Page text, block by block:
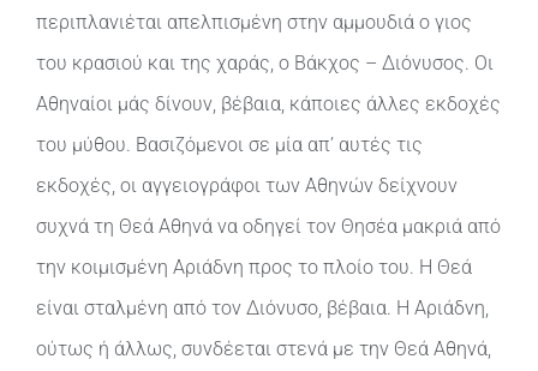
περιπλανιέται απελπισμένη στην αμμουδιά ο γιος
του κρασιού και της χαράς, ο Βάκχος – Διόνυσος. Οι
Αθηναίοι μάς δίνουν, βέβαια, κάποιες άλλες εκδοχές
του μύθου. Βασιζόμενοι σε μία απ’ αυτές τις
εκδοχές, οι αγγειογράφοι των Αθηνών δείχνουν
συχνά τη Θεά Αθηνά να οδηγεί τον Θησέα μακριά από
την κοιμισμένη Αριάδνη προς το πλοίο του. Η Θεά
είναι σταλμένη από τον Διόνυσο, βέβαια. Η Αριάδνη,
ούτως ή άλλως, συνδέεται στενά με την Θεά Αθηνά,